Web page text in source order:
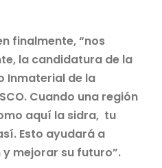
finalmente, “nos
la candidatura de la
Inmaterial de la
Cuando una región
aquí la sidra, tu
Esto ayudará a
mejorar su futuro”.